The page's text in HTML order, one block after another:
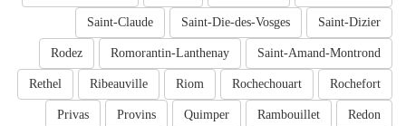
Saint-Dizier
Saint-Die-des-Vosges
Saint-Claude
Saint-Amand-Montrond
Romorantin-Lanthenay
Rodez
Rochefort
Rochechouart
Riom
Ribeauville
Rethel
Redon
Rambouillet
Quimper
Provins
Privas